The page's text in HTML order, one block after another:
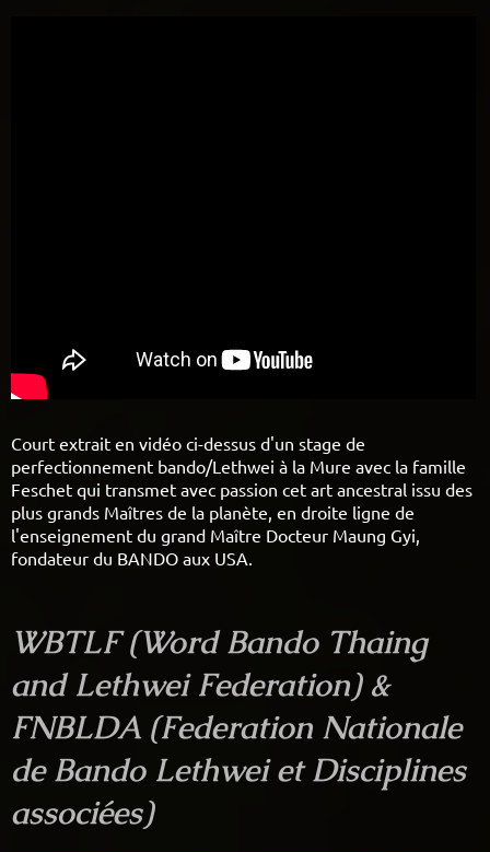
Court extrait en vidéo ci-dessus d'un stage de
perfectionnement bando/Lethwei à la Mure avec la famille
Feschet qui transmet avec passion cet art ancestral issu des
plus grands Maîtres de la planète, en droite ligne de
l'enseignement du grand Maître Docteur Maung Gyi,
fondateur du BANDO aux USA.
WBTLF (Word Bando Thaing
and Lethwei Federation) &
FNBLDA (Federation Nationale
de Bando Lethwei et Disciplines
associées)